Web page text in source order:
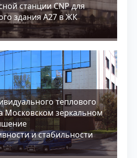
станции CNP для
здания А27 в ЖК
теплового
Московском зеркальном
и стабильности